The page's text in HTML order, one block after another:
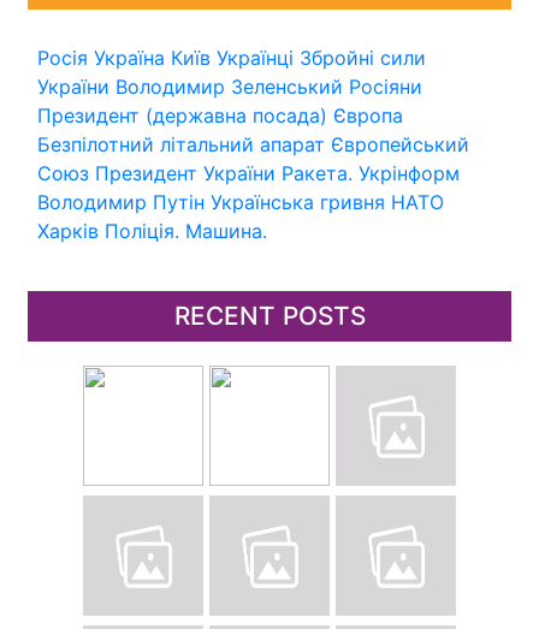
Росія Україна Київ Українці Збройні сили
України Володимир Зеленський Росіяни
Президент (державна посада) Європа
Безпілотний літальний апарат Європейський
Союз Президент України Ракета. Укрінформ
Володимир Путін Українська гривня НАТО
Харків Поліція. Машина.
RECENT POSTS